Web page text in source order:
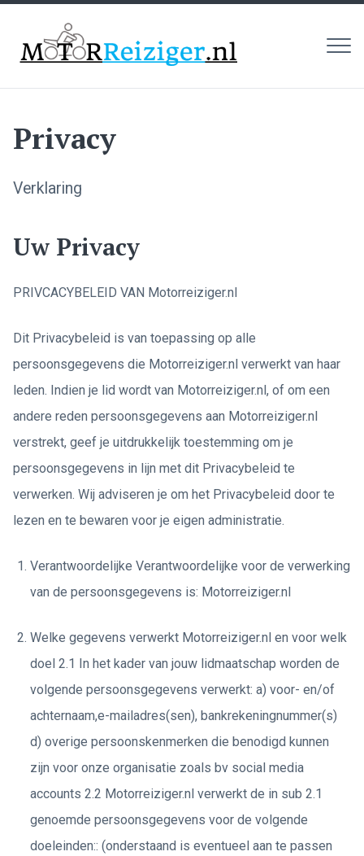
Privacy
Verklaring
Uw Privacy
PRIVCACYBELEID VAN Motorreiziger.nl
Dit Privacybeleid is van toepassing op alle
persoonsgegevens die Motorreiziger.nl verwerkt van haar
leden. Indien je lid wordt van Motorreiziger.nl, of om een
andere reden persoonsgegevens aan Motorreiziger.nl
verstrekt, geef je uitdrukkelijk toestemming om je
persoonsgegevens in lijn met dit Privacybeleid te
verwerken. Wij adviseren je om het Privacybeleid door te
lezen en te bewaren voor je eigen administratie.
Verantwoordelijke Verantwoordelijke voor de verwerking
van de persoonsgegevens is: Motorreiziger.nl
Welke gegevens verwerkt Motorreiziger.nl en voor welk
doel 2.1 In het kader van jouw lidmaatschap worden de
volgende persoonsgegevens verwerkt: a) voor- en/of
achternaam,e-mailadres(sen), bankrekeningnummer(s)
d) overige persoonskenmerken die benodigd kunnen
zijn voor onze organisatie zoals bv social media
accounts 2.2 Motorreiziger.nl verwerkt de in sub 2.1
genoemde persoonsgegevens voor de volgende
doeleinden:: (onderstaand is eventueel aan te passen